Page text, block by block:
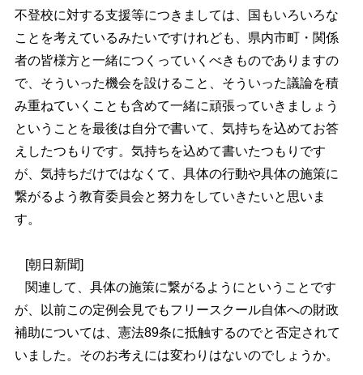
不登校に対する支援等につきましては、国もいろいろな
ことを考えているみたいですけれども、県内市町・関係
者の皆様方と一緒につくっていくべきものでありますの
で、そういった機会を設けること、そういった議論を積
み重ねていくことも含めて一緒に頑張っていきましょう
ということを最後は自分で書いて、気持ちを込めてお答
えしたつもりです。気持ちを込めて書いたつもりです
が、気持ちだけではなくて、具体の行動や具体の施策に
繋がるよう教育委員会と努力をしていきたいと思いま
す。
[朝日新聞]
関連して、具体の施策に繋がるようにということです
が、以前この定例会見でもフリースクール自体への財政
補助については、憲法89条に抵触するのでと否定されて
いました。そのお考えには変わりはないのでしょうか。